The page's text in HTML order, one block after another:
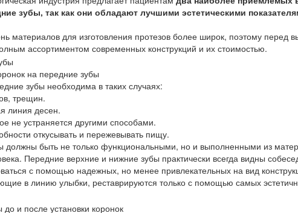
зубы, так как они обладают лучшими эстетическими
материалов для изготовления протезов более широк, поэтому перед
ассортиментом современных конструкций и их стоимостью.
на передние зубы
зубы необходима в таких случаях:
трещин.
линия десен.
не устраняется другими способами.
откусывать и пережевывать пищу.
должны быть не только функциональными, но и выполненными из
Передние верхние и нижние зубы практически всегда видны
с помощью надежных, но менее привлекательных на вид
в линию улыбки, реставрируются только с помощью самых